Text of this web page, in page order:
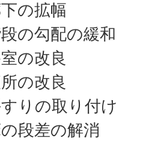
の拡幅
の勾配の緩和
の改良
の改良
りの取り付け
段差の解消